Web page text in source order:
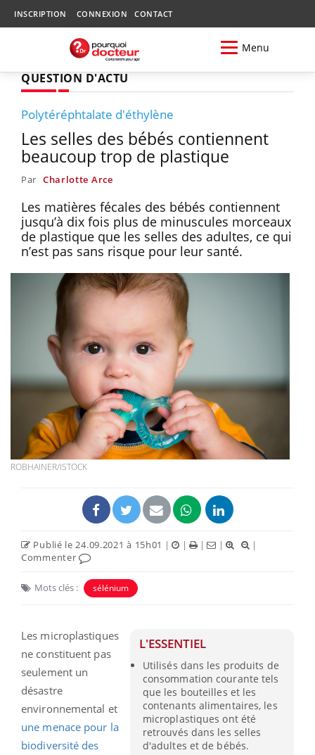
INSCRIPTION CONNEXION CONTACT
Menu
QUESTION D'ACTU
Polytéréphtalate d'éthylène
Les selles des bébés contiennent
beaucoup trop de plastique
Par Charlotte Arce
Les matières fécales des bébés contiennent
jusqu’à dix fois plus de minuscules morceaux
de plastique que les selles des adultes, ce qui
n’est pas sans risque pour leur santé.
ROBHAINER/ISTOCK
Publié le 24.09.2021 à 15h01 | | | |
|
Commenter
Mots clés : sélénium
L'ESSENTIEL
Utilisés dans les produits de
consommation courante tels
que les bouteilles et les
contenants alimentaires, les
microplastiques ont été
retrouvés dans les selles
d'adultes et de bébés.
Les microplastiques
ne constituent pas
seulement un
désastre
environnemental et
une menace pour la
biodiversité des